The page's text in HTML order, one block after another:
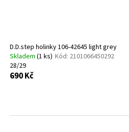
D.D.step holinky 106-42645 light grey
Skladem (1 ks) Kód: 2101066450292
28/29
690 Kč